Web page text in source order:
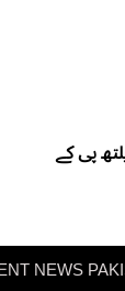
پی کے
NEWS